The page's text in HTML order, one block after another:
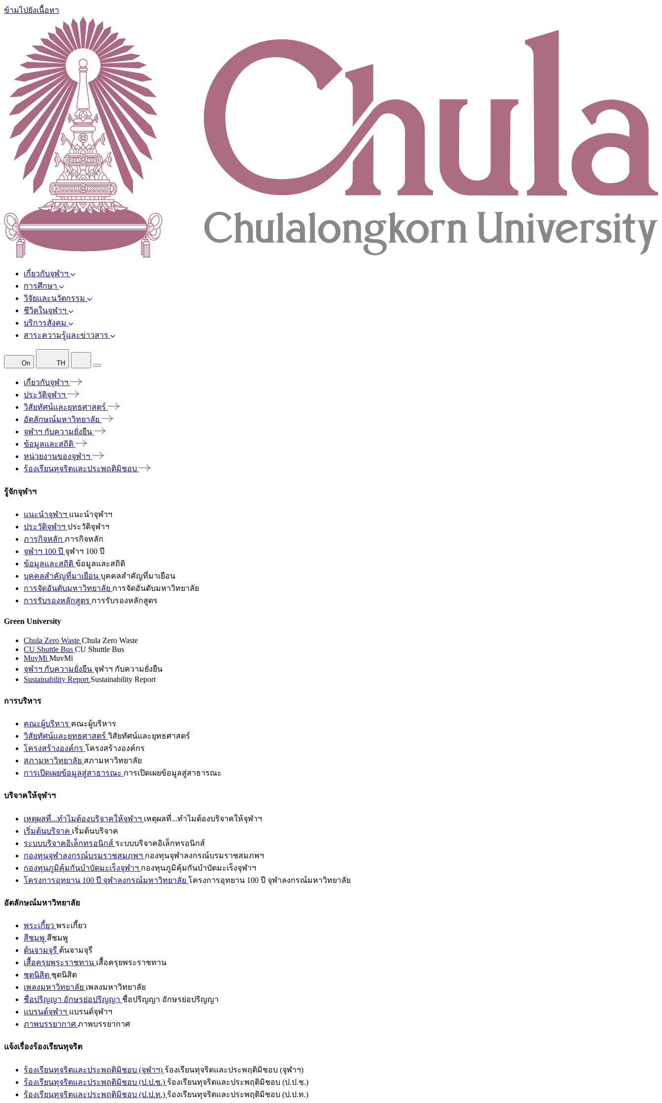
ข้ามไปยังเนื้อหา
เกี่ยวกับจุฬาฯ
การศึกษา
วิจัยและนวัตกรรม
ชีวิตในจุฬาฯ
บริการสังคม
สาระความรู้และข่าวสาร
On TH
เกี่ยวกับจุฬาฯ
ประวัติจุฬาฯ
วิสัยทัศน์และยุทธศาสตร์
อัตลักษณ์มหาวิทยาลัย
จุฬาฯ กับความยั่งยืน
ข้อมูลและสถิติ
หน่วยงานของจุฬาฯ
ร้องเรียนทุจริตและประพฤติมิชอบ
รู้จักจุฬาฯ
แนะนำจุฬาฯ แนะนำจุฬาฯ
ประวัติจุฬาฯ ประวัติจุฬาฯ
ภารกิจหลัก ภารกิจหลัก
จุฬาฯ 100 ปี จุฬาฯ 100 ปี
ข้อมูลและสถิติ ข้อมูลและสถิติ
บุคคลสำคัญที่มาเยือน บุคคลสำคัญที่มาเยือน
การจัดอันดับมหาวิทยาลัย การจัดอันดับมหาวิทยาลัย
การรับรองหลักสูตร การรับรองหลักสูตร
Green University
Chula Zero Waste Chula Zero Waste
CU Shuttle Bus CU Shuttle Bus
MuvMi MuvMi
จุฬาฯ กับความยั่งยืน จุฬาฯ กับความยั่งยืน
Sustainability Report Sustainability Report
การบริหาร
คณะผู้บริหาร คณะผู้บริหาร
วิสัยทัศน์และยุทธศาสตร์ วิสัยทัศน์และยุทธศาสตร์
โครงสร้างองค์กร โครงสร้างองค์กร
สภามหาวิทยาลัย สภามหาวิทยาลัย
การเปิดเผยข้อมูลสู่สาธารณะ การเปิดเผยข้อมูลสู่สาธารณะ
บริจาคให้จุฬาฯ
เหตุผลที่...ทำไมต้องบริจาคให้จุฬาฯ เหตุผลที่...ทำไมต้องบริจาคให้จุฬาฯ
เริ่มต้นบริจาค เริ่มต้นบริจาค
ระบบบริจาคอิเล็กทรอนิกส์ ระบบบริจาคอิเล็กทรอนิกส์
กองทุนจุฬาลงกรณ์บรมราชสมภพฯ กองทุนจุฬาลงกรณ์บรมราชสมภพฯ
กองทุนภูมิคุ้มกันบำบัดมะเร็งจุฬาฯ กองทุนภูมิคุ้มกันบำบัดมะเร็งจุฬาฯ
โครงการอุทยาน 100 ปี จุฬาลงกรณ์มหาวิทยาลัย โครงการอุทยาน 100 ปี จุฬาลงกรณ์มหาวิทยาลัย
อัตลักษณ์มหาวิทยาลัย
พระเกี้ยว พระเกี้ยว
สีชมพู สีชมพู
ต้นจามจุรี ต้นจามจุรี
เสื้อครุยพระราชทาน เสื้อครุยพระราชทาน
ชุดนิสิต ชุดนิสิต
เพลงมหาวิทยาลัย เพลงมหาวิทยาลัย
ชื่อปริญญา อักษรย่อปริญญา ชื่อปริญญา อักษรย่อปริญญา
แบรนด์จุฬาฯ แบรนด์จุฬาฯ
ภาพบรรยากาศ ภาพบรรยากาศ
แจ้งเรื่องร้องเรียนทุจริต
ร้องเรียนทุจริตและประพฤติมิชอบ (จุฬาฯ) ร้องเรียนทุจริตและประพฤติมิชอบ (จุฬาฯ)
ร้องเรียนทุจริตและประพฤติมิชอบ (ป.ป.ช.) ร้องเรียนทุจริตและประพฤติมิชอบ (ป.ป.ช.)
ร้องเรียนทุจริตและประพฤติมิชอบ (ป.ป.ท.) ร้องเรียนทุจริตและประพฤติมิชอบ (ป.ป.ท.)